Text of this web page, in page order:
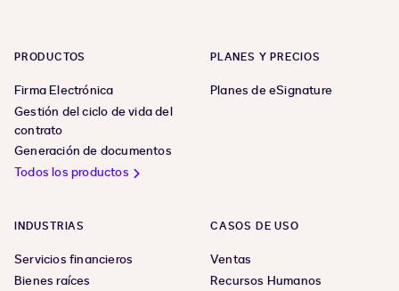
PRODUCTOS
Firma Electrónica
Gestión del ciclo de vida del
contrato
Generación de documentos
Todos los productos
PLANES Y PRECIOS
Planes de eSignature
INDUSTRIAS
Servicios financieros
Bienes raíces
CASOS DE USO
Ventas
Recursos Humanos